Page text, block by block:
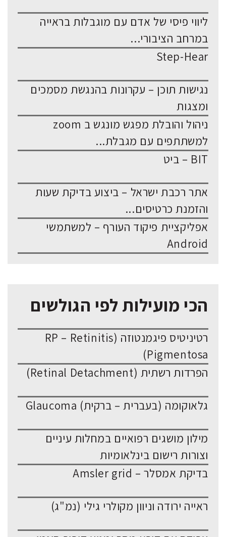
ליווי פיסי של אדם עם מוגבלות בראייה
במרחב הציבורי...
Step-Hear
נגישות תוכן – עקרונות בהנגשת מסמכים
ומצגות
ניהול והובלת מפגש מונגש ב zoom
למשתתפים עם מגבלת...
BIT – ביט
אתר רכבת ישראל – ביצוע בדיקת שעות
והזמנת כרטיסים...
אפליקציית פיקוד העורף – למשתמשי
Android
הכי מועילות לפי הגולשים
רטיניטיס פיגמנטוזה (RP – Retinitis
Pigmentosa)
הפרדות רשתית (Retinal Detachment)
גלאוקומה (בעברית – ברקית) Glaucoma
מילון מושגים רפואיים במחלות עיניים
וצורות רישום בינלאומיות
בדיקת אמסלר – Amsler grid
ראייה ירודה וניוון מקולרי גילי (נמ"ג)